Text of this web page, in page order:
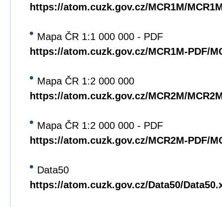
https://atom.cuzk.gov.cz/MCR1M/
Mapa ČR 1:1 000 000 - PDF
https://atom.cuzk.gov.cz/MCR1M-PDF/
Mapa ČR 1:2 000 000
https://atom.cuzk.gov.cz/MCR2M/
Mapa ČR 1:2 000 000 - PDF
https://atom.cuzk.gov.cz/MCR2M-PDF/
Data50
https://atom.cuzk.gov.cz/Data50/